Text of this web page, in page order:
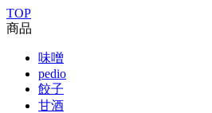
TOP
商品
味噌
pedio
餃子
甘酒